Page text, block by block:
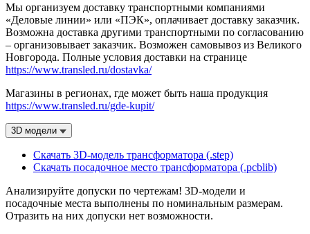
Мы организуем доставку транспортными компаниями
«Деловые линии» или «ПЭК», оплачивает доставку заказчик.
Возможна доставка другими транспортными по согласованию
– организовывает заказчик. Возможен самовывоз из Великого
Новгорода. Полные условия доставки на странице
https://www.transled.ru/dostavka/
Магазины в регионах, где может быть наша продукция
https://www.transled.ru/gde-kupit/
3D модели
Скачать 3D-модель трансформатора (.step)
Скачать посадочное место трансформатора (.pcblib)
Анализируйте допуски по чертежам! 3D-модели и
посадочные места выполнены по номинальным размерам.
Отразить на них допуски нет возможности.